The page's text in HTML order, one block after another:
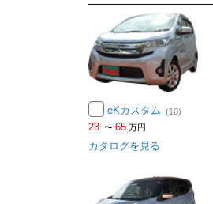
eKカスタム (10)
23 〜 65 万円
カタログを見る